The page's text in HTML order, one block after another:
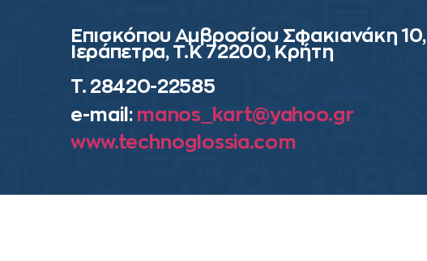
Επισκόπου Αμβροσίου Σφακιανάκη 10,
Ιεράπετρα, Τ.Κ 72200, Κρήτη
T. 28420-22585
e-mail: manos_kart@yahoo.gr
www.technoglossia.com